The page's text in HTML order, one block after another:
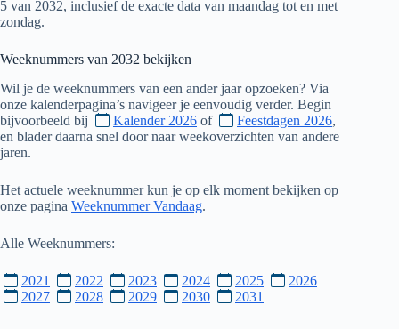
5 van 2032, inclusief de exacte data van maandag tot en met
zondag.
Weeknummers van 2032 bekijken
Wil je de weeknummers van een ander jaar opzoeken? Via
onze kalenderpagina’s navigeer je eenvoudig verder. Begin
bijvoorbeeld bij
Kalender 2026 of Feestdagen 2026,
en blader daarna snel door naar weekoverzichten van andere
jaren.
Het actuele weeknummer kun je op elk moment bekijken op
onze pagina Weeknummer Vandaag.
Alle Weeknummers:
2021 2022 2023 2024 2025
2026
2027
2028 2029 2030 2031